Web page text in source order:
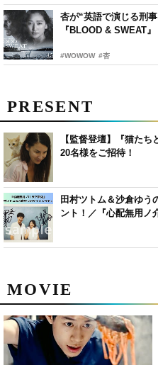
杏が“英語で演じる刑
『BLOOD & SWEAT』
#WOWOW #杏
MOVIE
PRESENT
【監督登壇】『猫た
20名様をご招待！
田村ツトム＆沙倉ゆう
ント！／『心配無用ノ